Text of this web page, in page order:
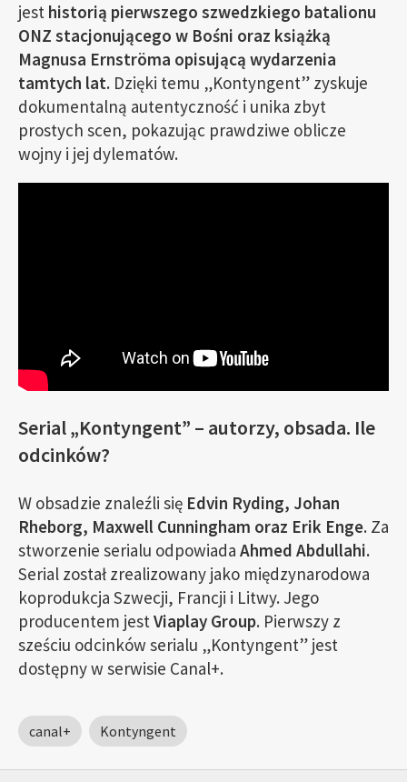
jest historią pierwszego szwedzkiego batalionu
ONZ stacjonującego w Bośni oraz książką
Magnusa Ernströma opisującą wydarzenia
tamtych lat. Dzięki temu „Kontyngent” zyskuje
dokumentalną autentyczność i unika zbyt
prostych scen, pokazując prawdziwe oblicze
wojny i jej dylematów.
Serial „Kontyngent” – autorzy, obsada. Ile
odcinków?
W obsadzie znaleźli się Edvin Ryding, Johan
Rheborg, Maxwell Cunningham oraz Erik Enge. Za
stworzenie serialu odpowiada Ahmed Abdullahi.
Serial został zrealizowany jako międzynarodowa
koprodukcja Szwecji, Francji i Litwy. Jego
producentem jestViaplay Group. Pierwszy z
sześciu odcinków serialu „Kontyngent” jest
dostępny w serwisie Canal+.
canal+ Kontyngent